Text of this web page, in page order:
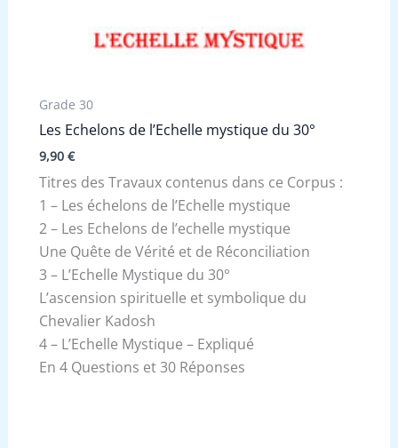
Grade 30
Les Echelons de l’Echelle mystique du 30°
9,90 €
Titres des Travaux contenus dans ce Corpus :
1 – Les échelons de l’Echelle mystique
2 – Les Echelons de l’echelle mystique
Une Quête de Vérité et de Réconciliation
3 – L’Echelle Mystique du 30°
L’ascension spirituelle et symbolique du
Chevalier Kadosh
4 – L’Echelle Mystique – Expliqué
En 4 Questions et 30 Réponses